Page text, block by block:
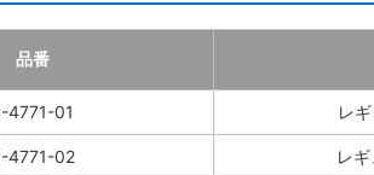
品番
4771-01 レ
4771-02 レ